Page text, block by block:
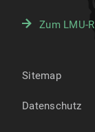
Zum LMU-
Sitemap
Datenschutz